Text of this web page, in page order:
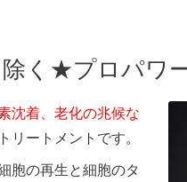
除く★プロパワ
沈着、老化の兆候な
リートメントです。
胞の再生と細胞のタ